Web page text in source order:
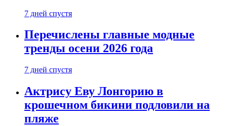
7 дней спустя
Перечислены главные модные
тренды осени 2026 года
7 дней спустя
Актрису Еву Лонгорию в
крошечном бикини подловили на
пляже